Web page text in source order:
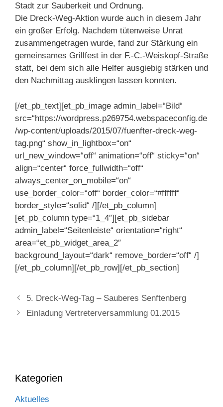
Stadt zur Sauberkeit und Ordnung.
Die Dreck-Weg-Aktion wurde auch in diesem Jahr
ein großer Erfolg. Nachdem tütenweise Unrat
zusammengetragen wurde, fand zur Stärkung ein
gemeinsames Grillfest in der F.-C.-Weiskopf-Straße
statt, bei dem sich alle Helfer ausgiebig stärken und
den Nachmittag ausklingen lassen konnten.
[/et_pb_text][et_pb_image admin_label=“Bild“
src=“https://wordpress.p269754.webspaceconfig.de
/wp-content/uploads/2015/07/fuenfter-dreck-weg-
tag.png“ show_in_lightbox=“on“
url_new_window=“off“ animation=“off“ sticky=“on“
align=“center“ force_fullwidth=“off“
always_center_on_mobile=“on“
use_border_color=“off“ border_color=“#ffffff“
border_style=“solid“ /][/et_pb_column]
[et_pb_column type=“1_4″][et_pb_sidebar
admin_label=“Seitenleiste“ orientation=“right“
area=“et_pb_widget_area_2″
background_layout=“dark“ remove_border=“off“ /]
[/et_pb_column][/et_pb_row][/et_pb_section]
5. Dreck-Weg-Tag – Sauberes Senftenberg
Einladung Vertreterversammlung 01.2015
Kategorien
Aktuelles